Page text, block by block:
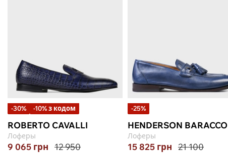
-30% -10% з кодом
ROBERTO CAVALLI
Лоферы
9 065 грн 12 950
-25%
HENDERSON BARACCO
Лоферы
15 825 грн 21 100